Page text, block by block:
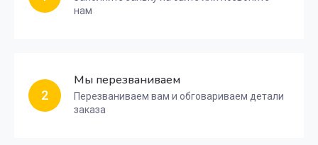
нам
2
Мы перезваниваем
Перезваниваем вам и обговариваем детали
заказа